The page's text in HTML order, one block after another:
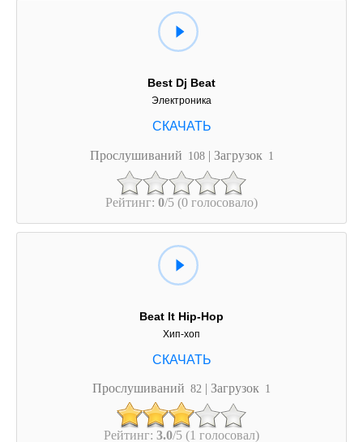
Best Dj Beat
Электроника
Прослушиваний 108 | Загрузок 1
Рейтинг: 0/5 (0 голосовало)
Beat It Hip-Hop
Хип-хоп
Прослушиваний 82 | Загрузок 1
Рейтинг: 3.0/5 (1 голосовал)